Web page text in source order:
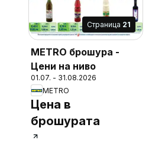
Cтраница 21
METRO брошура -
Цени на ниво
01.07. - 31.08.2026
METRO
Цена в
брошурата